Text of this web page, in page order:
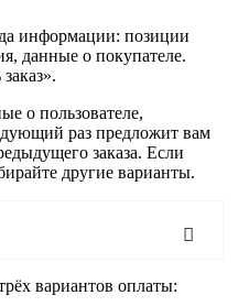
информации: позиции
данные о покупателе.
о пользователе,
раз предложит вам
заказа. Если
другие варианты.
вариантов оплаты: